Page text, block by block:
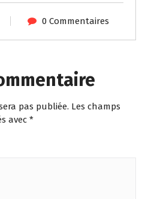
0 Commentaires
pas publiée. Les champs
avec *